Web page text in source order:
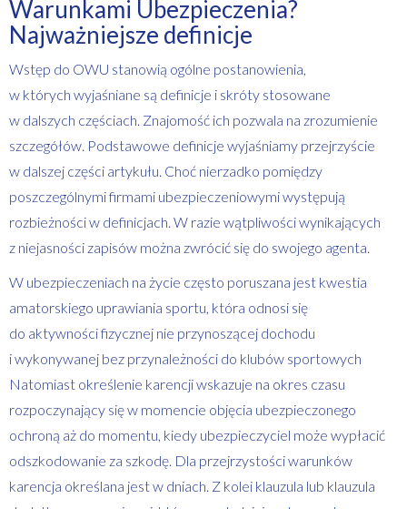
Warunkami Ubezpieczenia?
Najważniejsze definicje
Wstęp do OWU stanowią ogólne postanowienia,
w których wyjaśniane są definicje i skróty stosowane
w dalszych częściach. Znajomość ich pozwala na zrozumienie
szczegółów. Podstawowe definicje wyjaśniamy przejrzyście
w dalszej części artykułu. Choć nierzadko pomiędzy
poszczególnymi firmami ubezpieczeniowymi występują
rozbieżności w definicjach. W razie wątpliwości wynikających
z niejasności zapisów można zwrócić się do swojego agenta.
W ubezpieczeniach na życie często poruszana jest kwestia
amatorskiego uprawiania sportu, która odnosi się
do aktywności fizycznej nie przynoszącej dochodu
i wykonywanej bez przynależności do klubów sportowych
Natomiast określenie karencji wskazuje na okres czasu
rozpoczynający się w momencie objęcia ubezpieczonego
ochroną aż do momentu, kiedy ubezpieczyciel może wypłacić
odszkodowanie za szkodę. Dla przejrzystości warunków
karencja określana jest w dniach. Z kolei klauzula lub klauzula